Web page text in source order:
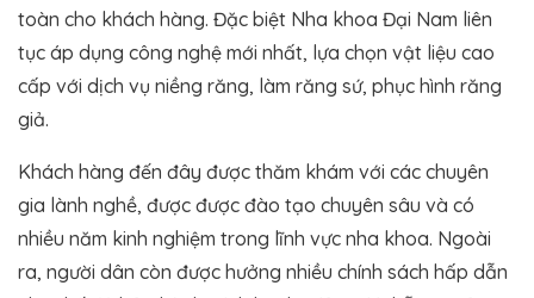
toàn cho khách hàng. Đặc biệt Nha khoa Đại Nam liên
tục áp dụng công nghệ mới nhất, lựa chọn vật liệu cao
cấp với dịch vụ niềng răng, làm răng sứ, phục hình răng
giả.
Khách hàng đến đây được thăm khám với các chuyên
gia lành nghề, được được đào tạo chuyên sâu và có
nhiều năm kinh nghiệm trong lĩnh vực nha khoa. Ngoài
ra, người dân còn được hưởng nhiều chính sách hấp dẫn